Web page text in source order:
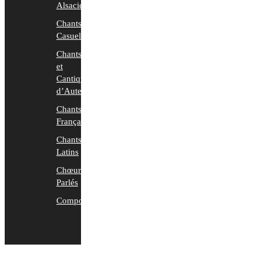
Alsaciens
Chants
Casuels
Chants
et
Cantiques
d’Auteurs
Chants
Français
Chants
Latins
Chœurs
Parlés
Compositions